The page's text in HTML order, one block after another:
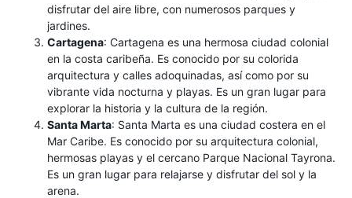
disfrutar del aire libre, con numerosos parques y
jardines.
Cartagena: Cartagena es una hermosa ciudad colonial
en la costa caribeña. Es conocido por su colorida
arquitectura y calles adoquinadas, así como por su
vibrante vida nocturna y playas. Es un gran lugar para
explorar la historia y la cultura de la región.
Santa Marta: Santa Marta es una ciudad costera en el
Mar Caribe. Es conocido por su arquitectura colonial,
hermosas playas y el cercano Parque Nacional Tayrona.
Es un gran lugar para relajarse y disfrutar del sol y la
arena.